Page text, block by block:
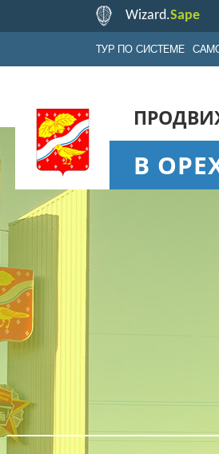
Wizard.Sape
ТУР ПО СИСТЕМЕ
В